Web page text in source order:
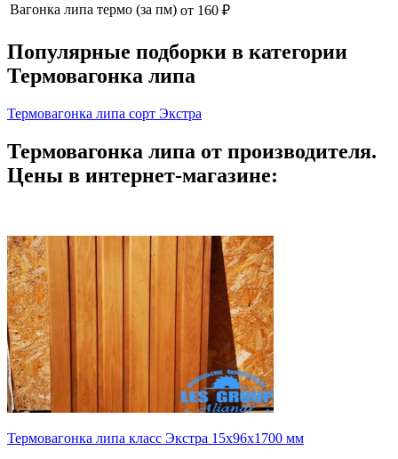
Вагонка липа термо (за пм) от 160 ₽
Популярные подборки в категории
Термовагонка липа
Термовагонка липа сорт Экстра
Термовагонка липа от производителя.
Цены в интернет-магазине:
Термовагонка липа класс Экстра 15x96x1700 мм